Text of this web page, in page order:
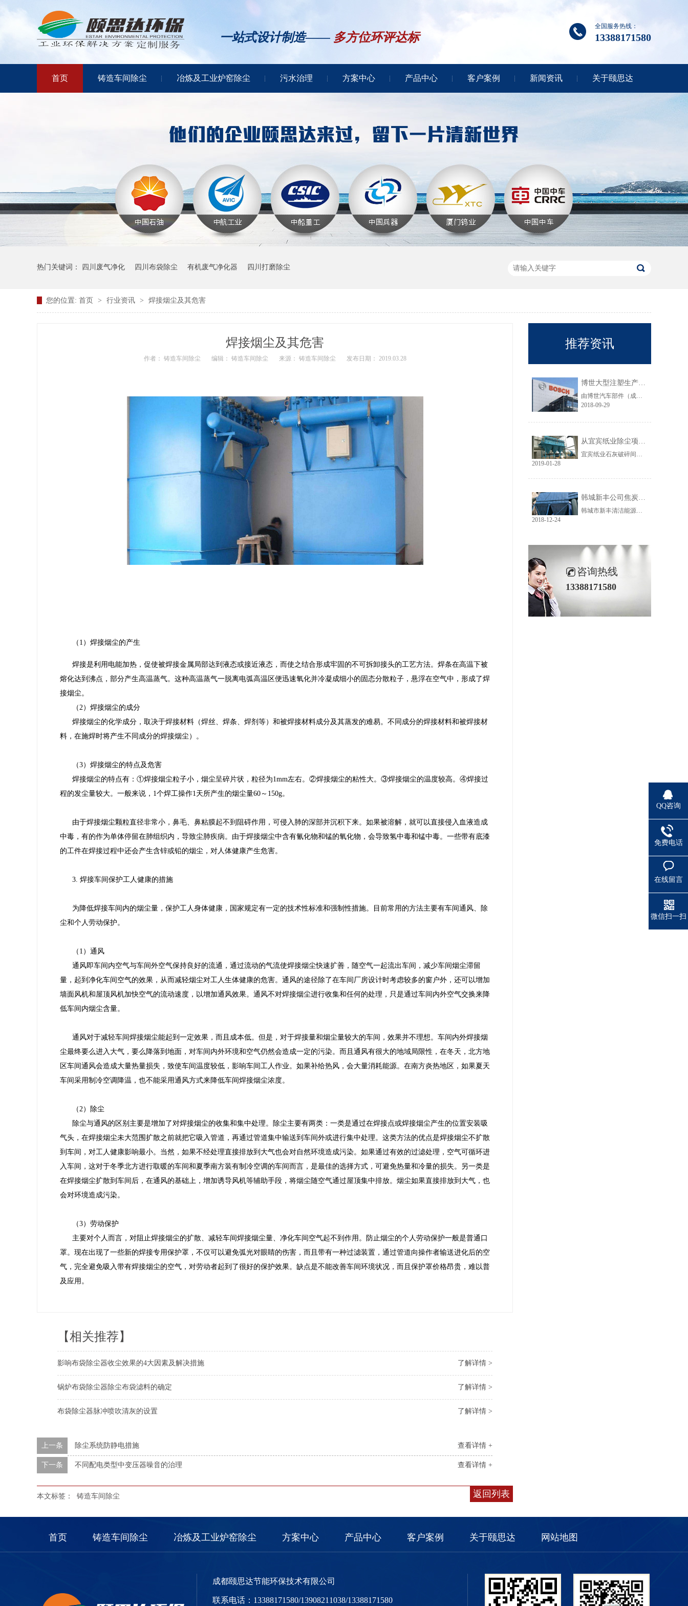
一站式设计制造—— 多方位环评达标
全国服务热线：
13388171580
首页 铸造车间除尘 冶炼及工业炉窑除尘 污水治理 方案中心 产品中心 客户案例 新闻资讯 关于颐思达
热门关键词： 四川废气净化 四川布袋除尘 有机废气净化器 四川打磨除尘
您的位置: 首页 > 行业资讯 > 焊接烟尘及其危害
焊接烟尘及其危害
作者： 铸造车间除尘 编辑： 铸造车间除尘 来源： 铸造车间除尘 发布日期： 2019.03.28
（1）焊接烟尘的产生
焊接是利用电能加热，促使被焊接金属局部达到液态或接近液态，而使之结合形成牢固的不可拆卸接头的工艺方法。焊条在高温下被
熔化达到沸点，部分产生高温蒸气。这种高温蒸气一脱离电弧高温区便迅速氧化并冷凝成细小的固态分散粒子，悬浮在空气中，形成了焊
接烟尘。
（2）焊接烟尘的成分
焊接烟尘的化学成分，取决于焊接材料（焊丝、焊条、焊剂等）和被焊接材料成分及其蒸发的难易。不同成分的焊接材料和被焊接材
料，在施焊时将产生不同成分的焊接烟尘）。
（3）焊接烟尘的特点及危害
焊接烟尘的特点有：①焊接烟尘粒子小，烟尘呈碎片状，粒径为1mm左右。②焊接烟尘的粘性大。③焊接烟尘的温度较高。④焊接过
程的发尘量较大。一般来说，1个焊工操作1天所产生的烟尘量60～150g。
由于焊接烟尘颗粒直径非常小，鼻毛、鼻粘膜起不到阻碍作用，可侵入肺的深部并沉积下来。如果被溶解，就可以直接侵入血液造成
中毒，有的作为单体停留在肺组织内，导致尘肺疾病。由于焊接烟尘中含有氰化物和锰的氧化物，会导致氢中毒和锰中毒。一些带有底漆
的工件在焊接过程中还会产生含锌或铅的烟尘，对人体健康产生危害。
3. 焊接车间保护工人健康的措施
为降低焊接车间内的烟尘量，保护工人身体健康，国家规定有一定的技术性标准和强制性措施。目前常用的方法主要有车间通风、除
尘和个人劳动保护。
（1）通风
通风即车间内空气与车间外空气保持良好的流通，通过流动的气流使焊接烟尘快速扩善，随空气一起流出车间，减少车间烟尘滞留
量，起到净化车间空气的效果，从而减轻烟尘对工人生体健康的危害。通风的途径除了在车间厂房设计时考虑较多的窗户外，还可以增加
墙面风机和屋顶风机加快空气的流动速度，以增加通风效果。通风不对焊接烟尘进行收集和任何的处理，只是通过车间内外空气交换来降
低车间内烟尘含量。
通风对于减轻车间焊接烟尘能起到一定效果，而且成本低。但是，对于焊接量和烟尘量较大的车间，效果并不理想。车间内外焊接烟
尘最终要么进入大气，要么降落到地面，对车间内外环境和空气仍然会造成一定的污染。而且通风有很大的地域局限性，在冬天，北方地
区车间通风会造成大量热量损失，致使车间温度较低，影响车间工人作业。如果补给热风，会大量消耗能源。在南方炎热地区，如果夏天
车间采用制冷空调降温，也不能采用通风方式来降低车间焊接烟尘浓度。
（2）除尘
除尘与通风的区别主要是增加了对焊接烟尘的收集和集中处理。除尘主要有两类：一类是通过在焊接点或焊接烟尘产生的位置安装吸
气头，在焊接烟尘未大范围扩散之前就把它吸入管道，再通过管道集中输送到车间外或进行集中处理。这类方法的优点是焊接烟尘不扩散
到车间，对工人健康影响最小。当然，如果不经处理直接排放到大气也会对自然环境造成污染。如果通过有效的过滤处理，空气可循环进
入车间，这对于冬季北方进行取暖的车间和夏季南方装有制冷空调的车间而言，是最佳的选择方式，可避免热量和冷量的损失。另一类是
在焊接烟尘扩散到车间后，在通风的基础上，增加诱导风机等辅助手段，将烟尘随空气通过屋顶集中排放。烟尘如果直接排放到大气，也
会对环境造成污染。
（3）劳动保护
主要对个人而言，对阻止焊接烟尘的扩散、减轻车间焊接烟尘量、净化车间空气起不到作用。防止烟尘的个人劳动保护一般是普通口
罩。现在出现了一些新的焊接专用保护罩，不仅可以避免弧光对眼睛的伤害，而且带有一种过滤装置，通过管道向操作者输送进化后的空
气，完全避免吸入带有焊接烟尘的空气，对劳动者起到了很好的保护效果。缺点是不能改善车间环境状况，而且保护罩价格昂贵，难以普
及应用。
【相关推荐】
了解详情 >
影响布袋除尘器收尘效果的4大因素及解决措施
了解详情 >
锅炉布袋除尘器除尘布袋滤料的确定
了解详情 >
布袋除尘器脉冲喷吹清灰的设置
查看详情 +
上一条 除尘系统防静电措施
查看详情 +
下一条 不同配电类型中变压器噪音的治理
返回列表
本文标签： 铸造车间除尘
推荐资讯
博世大型注塑生产线VOC净化工程圆满结束
由博世汽车部件（成都）有限公司委托颐思达设计、制造、安装的大型注塑生产线废气净化工程项目于近日全部竣工，试运行效果显示，运行结果完全符合设计要求。
2018-09-29
从宜宾纸业除尘项目成功范例看低成本环保
宜宾纸业石灰破碎间除尘工程于近期完工，在不足30立方的空间内集成了超过三个篮球场大小的过滤面积，处理风量达每小时7万立方，实现了小体积除尘器处理大风量，开启低成本环保的时代，给处在环保高压政策下不堪重负的企业主们带来福音......
2019-01-28
韩城新丰公司焦炭输送线除尘工程完美收官
韩城市新丰清洁能源科技有限公司隶属于上市公司黑猫焦化，焦炭输送线除尘系统于近期完美收官。该输送线共计500多米长，通过布置在高空走廊里的输送皮带连接为一条完整的生产线，过程分为投料、破碎、筛分、传送等工艺。整条输送线分四个转运站、两条分流线，将制备好的焦炭送入煤气生产工段。各个工艺阶段均有大量焦炭粉尘产生，这不仅严重影响现场职业卫生，而且因产尘点高，污染面覆盖范围广。
2018-12-24
咨询热线
13388171580
首页 铸造车间除尘 冶炼及工业炉窑除尘 方案中心 产品中心 客户案例 关于颐思达 网站地图
成都颐思达节能环保技术有限公司
联系电话：13388171580/13908211038/13388171580
QQ咨询
免费电话
在线留言
微信扫一扫